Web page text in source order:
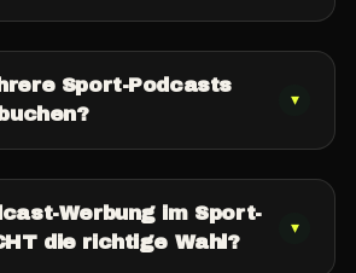
Sport-Podcasts
▾
Werbung im Sport-
die richtige Wahl?
▾